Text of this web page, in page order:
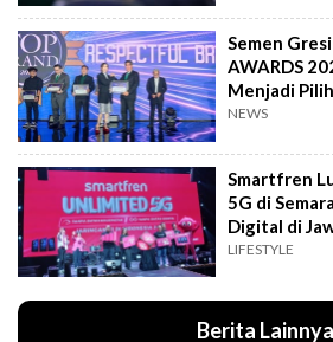
Semen
AWARDS
Menjadi
Indonesia
NEWS
Smartfren
5G di
Digital di
LIFESTYLE
Berita Lainnya